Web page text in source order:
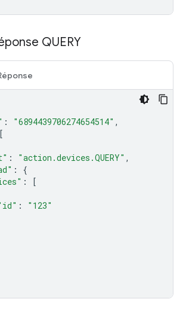
QUERY
: "6894439706274654514" ,
[
: "action.devices.QUERY" ,
:
{
:
[
:
"123"